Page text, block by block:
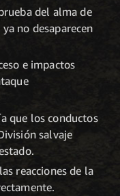
del alma de
no desaparecen
e impactos
que los conductos
salvaje
reacciones de la